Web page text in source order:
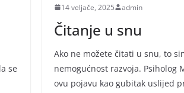
se
14 veljače, 2025 admin
Čitanje u snu
Ako ne možete čitati u snu, to
nemogućnost razvoja. Psiholog
ovu pojavu kao gubitak uslijed